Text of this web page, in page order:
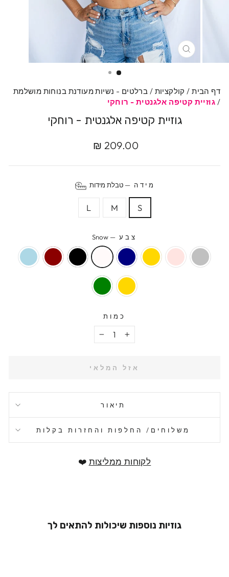
סגרי
דף הבית / קולקציות / ברלטים - נשיות מעודנת בנוחות מושלמת
/ גוזיית קטיפה אלגנטית - רוחקי
גוזיית קטיפה אלגנטית - רוחקי
מחיר
209.00 ₪
מידה—טבלת מידות
S
M
L
צבע —
Snow
כמות
− +
אזל המלאי
תיאור
משלוחים/ החלפות והחזרות בקלות
לקוחות ממליצות ❤️
גוזיות נוספות שיכולות להתאים לך